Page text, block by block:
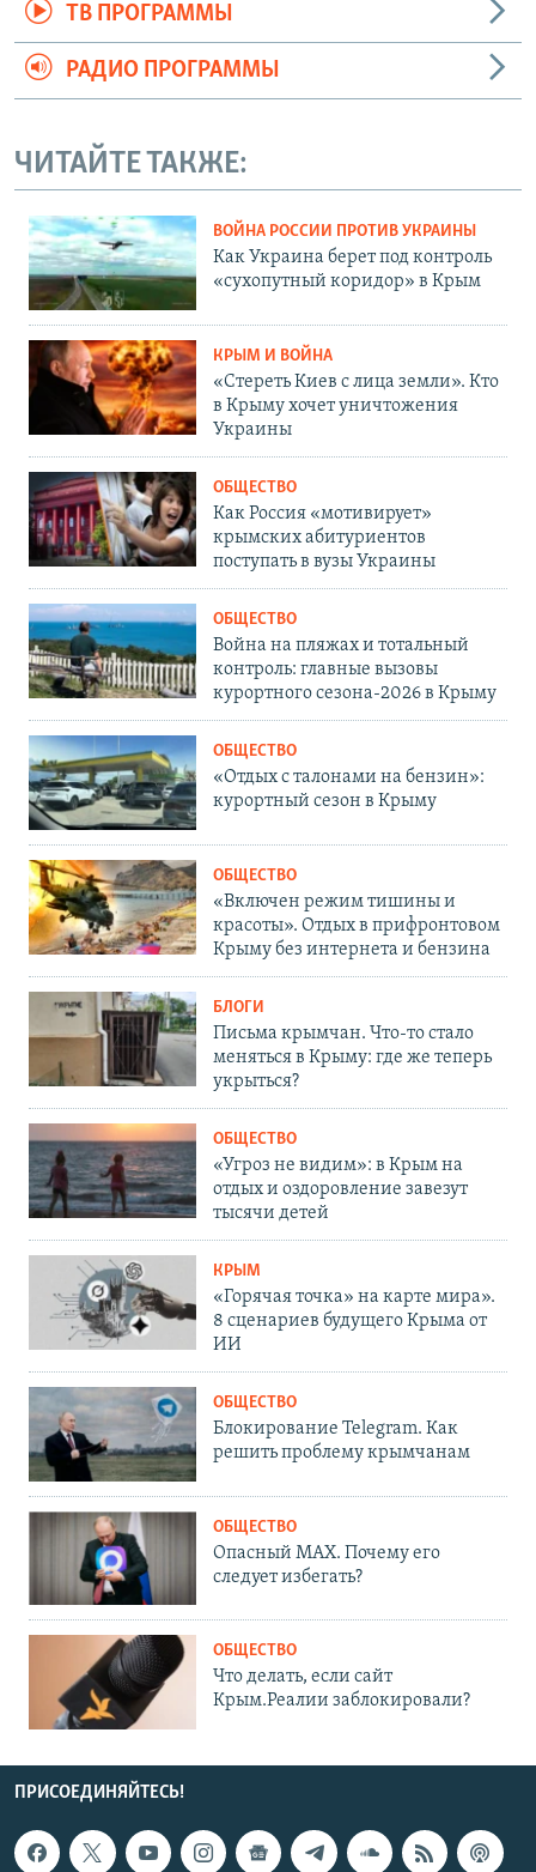
ТВ ПРОГРАММЫ
РАДИО ПРОГРАММЫ
ЧИТАЙТЕ ТАКЖЕ:
ВОЙНА РОССИИ ПРОТИВ УКРАИНЫ
Как Украина берет под контроль
«сухопутный коридор» в Крым
КРЫМ И ВОЙНА
«Стереть Киев с лица земли». Кто
в Крыму хочет уничтожения
Украины
ОБЩЕСТВО
Как Россия «мотивирует»
крымских абитуриентов
поступать в вузы Украины
ОБЩЕСТВО
Война на пляжах и тотальный
контроль: главные вызовы
курортного сезона-2026 в Крыму
ОБЩЕСТВО
«Отдых с талонами на бензин»:
курортный сезон в Крыму
ОБЩЕСТВО
«Включен режим тишины и
красоты». Отдых в прифронтовом
Крыму без интернета и бензина
БЛОГИ
Письма крымчан. Что-то стало
меняться в Крыму: где же теперь
укрыться?
ОБЩЕСТВО
«Угроз не видим»: в Крым на
отдых и оздоровление завезут
тысячи детей
КРЫМ
«Горячая точка» на карте мира».
8 сценариев будущего Крыма от
ИИ
ОБЩЕСТВО
Блокирование Telegram. Как
решить проблему крымчанам
ОБЩЕСТВО
Опасный MAX. Почему его
следует избегать?
ОБЩЕСТВО
Что делать, если сайт
Крым.Реалии заблокировали?
ПРИСОЕДИНЯЙТЕСЬ!